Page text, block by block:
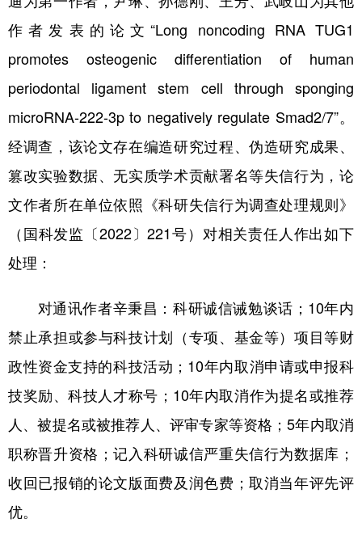
作者发表的论文“Long noncoding RNA TUG1
promotes osteogenic differentiation of human
periodontal ligament stem cell through sponging
microRNA-222-3p to negatively regulate Smad2/7”。
经调查，该论文存在编造研究过程、伪造研究成果、
篡改实验数据、无实质学术贡献署名等失信行为，论
文作者所在单位依照《科研失信行为调查处理规则》
（国科发监〔2022〕221号）对相关责任人作出如下
处理：
对通讯作者辛秉昌：科研诚信诫勉谈话；10年内
禁止承担或参与科技计划（专项、基金等）项目等财
政性资金支持的科技活动；10年内取消申请或申报科
技奖励、科技人才称号；10年内取消作为提名或推荐
人、被提名或被推荐人、评审专家等资格；5年内取消
职称晋升资格；记入科研诚信严重失信行为数据库；
收回已报销的论文版面费及润色费；取消当年评先评
优。